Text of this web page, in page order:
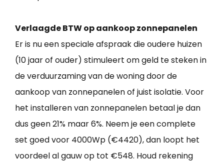
Verlaagde BTW op aankoop zonnepanelen
Er is nu een speciale afspraak die oudere huizen
(10 jaar of ouder) stimuleert om geld te steken in
de verduurzaming van de woning door de
aankoop van zonnepanelen of juist isolatie. Voor
het installeren van zonnepanelen betaal je dan
dus geen 21% maar 6%. Neem je een complete
set goed voor 4000Wp (€4420), dan loopt het
voordeel al gauw op tot €548. Houd rekening